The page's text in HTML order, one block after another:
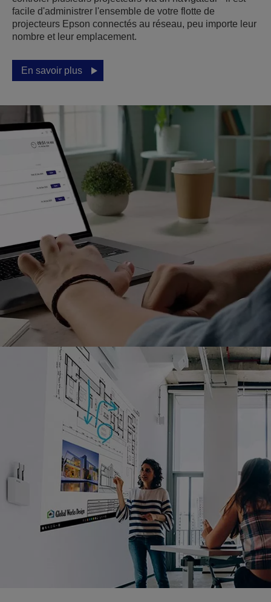
facile d'administrer l'ensemble de votre flotte de
projecteurs Epson connectés au réseau, peu importe leur
nombre et leur emplacement.
En savoir plus